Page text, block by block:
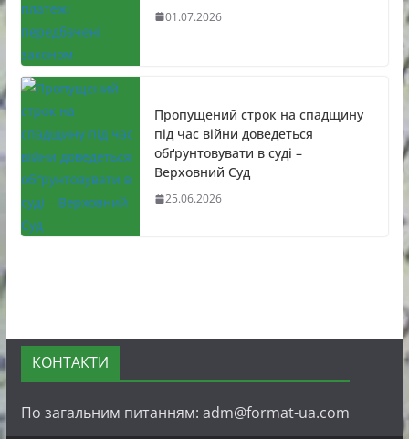
01.07.2026
Пропущений строк на спадщину
під час війни доведеться
обґрунтовувати в суді –
Верховний Суд
25.06.2026
КОНТАКТИ
По загальним питанням: adm@format-ua.com